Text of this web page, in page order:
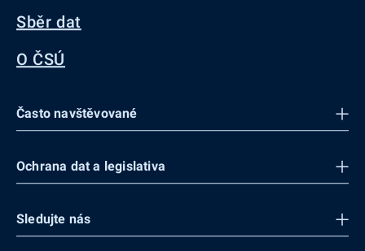
Sběr dat
O ČSÚ
Často navštěvované
Ochrana dat a legislativa
Sledujte nás